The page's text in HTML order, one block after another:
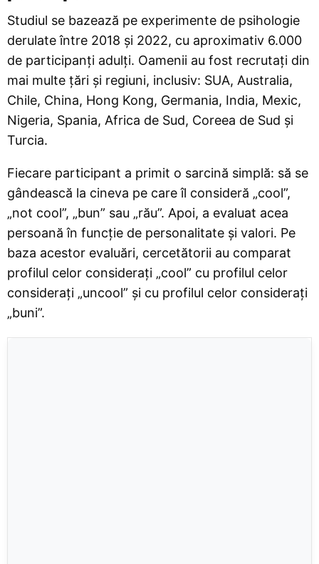
Studiul se bazează pe experimente de psihologie
derulate între 2018 și 2022, cu aproximativ 6.000
de participanți adulți. Oamenii au fost recrutați din
mai multe țări și regiuni, inclusiv: SUA, Australia,
Chile, China, Hong Kong, Germania, India, Mexic,
Nigeria, Spania, Africa de Sud, Coreea de Sud și
Turcia.
Fiecare participant a primit o sarcină simplă: să se
gândească la cineva pe care îl consideră „cool”,
„not cool”, „bun” sau „rău”. Apoi, a evaluat acea
persoană în funcție de personalitate și valori. Pe
baza acestor evaluări, cercetătorii au comparat
profilul celor considerați „cool” cu profilul celor
considerați „uncool” și cu profilul celor considerați
„buni”.